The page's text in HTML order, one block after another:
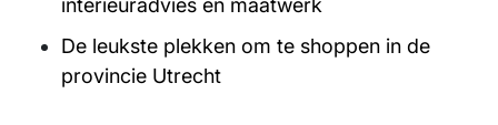
interieuradvies en maatwerk
De leukste plekken om te shoppen in de
provincie Utrecht